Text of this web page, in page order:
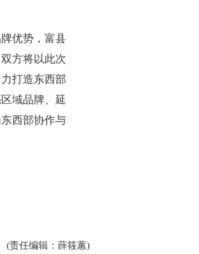
优势，富县
方将以此次
打造东西部
域品牌、延
西部协作与
(责任编辑 ：薛筱蕙)